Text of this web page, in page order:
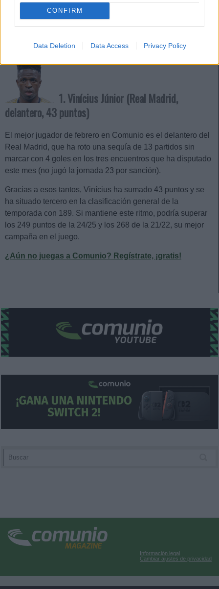
CONFIRM
Data Deletion Data Access Privacy Policy
forma consecutiva en las jornadas 23, 24 y en el aplazado
ante el Levante (jornada 16), suma ya 8 goles en su primer
año en LaLiga y es el tercer jugador con más puntos del
Villarreal esta temporada, tras Moleiro y Pépé.
1. Vinícius Júnior (Real Madrid,
delantero, 43 puntos)
El mejor jugador de febrero en Comunio es el delantero del
Real Madrid, que ha roto una sequía de 13 partidos sin
marcar con 4 goles en los tres encuentros que ha disputado
este mes (no jugó la jornada 23 por sanción).
Gracias a esos tantos, Vinícius ha sumado 43 puntos y se
ha situado tercero en la clasificación general de la
temporada con 189. Si mantiene este ritmo, podría superar
los 249 puntos de la 24/25 y los 268 de la 21/22, su mejor
campaña en el juego.
¿Aún no juegas a Comunio? Regístrate, ¡gratis!
Información legal
Cambiar ajustes de privacidad